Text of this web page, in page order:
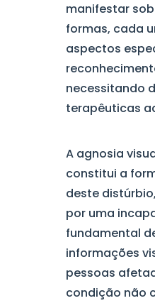
manifestar
formas, cada
aspectos
necessitando
terapêuticas
A agnosia
constitui a
deste
por uma
fundamental
informações
pessoas
condição não